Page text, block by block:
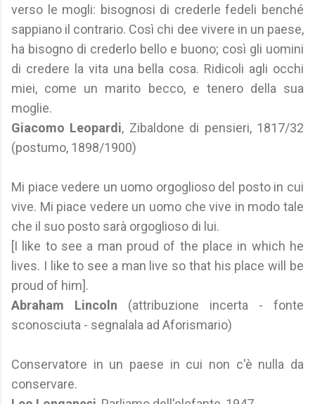
verso le mogli: bisognosi di crederle fedeli benché
sappiano il contrario. Così chi dee vivere in un paese,
ha bisogno di crederlo bello e buono; così gli uomini
di credere la vita una bella cosa. Ridicoli agli occhi
miei, come un marito becco, e tenero della sua
moglie.
Giacomo Leopardi, Zibaldone di pensieri, 1817/32
(postumo, 1898/1900)
Mi piace vedere un uomo orgoglioso del posto in cui
vive. Mi piace vedere un uomo che vive in modo tale
che il suo posto sarà orgoglioso di lui.
[I like to see a man proud of the place in which he
lives. I like to see a man live so that his place will be
proud of him].
Abraham Lincoln (attribuzione incerta - fonte
sconosciuta - segnalala ad Aforismario)
Conservatore in un paese in cui non c'è nulla da
conservare.